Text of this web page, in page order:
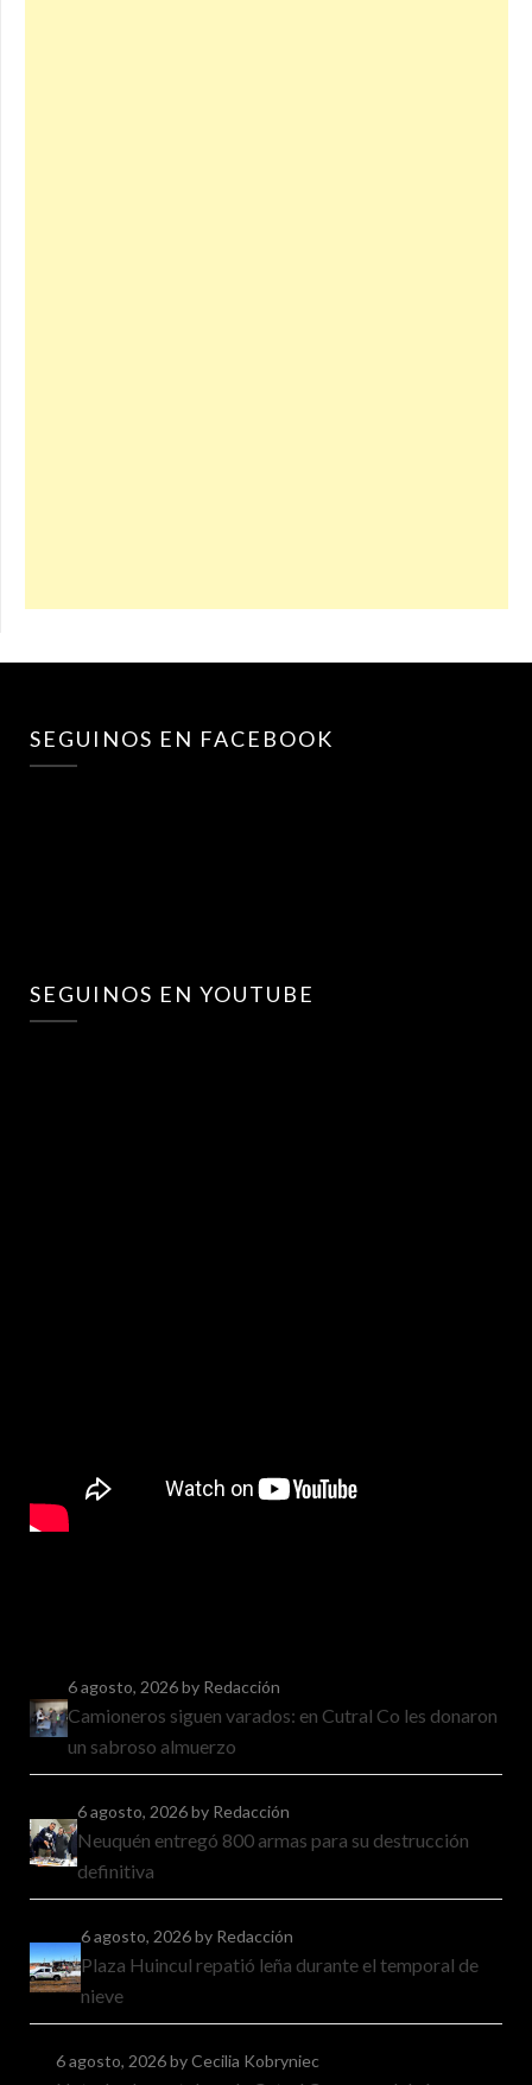
SEGUINOS EN FACEBOOK
SEGUINOS EN YOUTUBE
6 agosto, 2026by Redacción
Camioneros siguen varados: en Cutral Co les donaron
un sabroso almuerzo
6 agosto, 2026by Redacción
Neuquén entregó 800 armas para su destrucción
definitiva
6 agosto, 2026by Redacción
Plaza Huincul repatió leña durante el temporal de
nieve
6 agosto, 2026by Cecilia Kobryniec